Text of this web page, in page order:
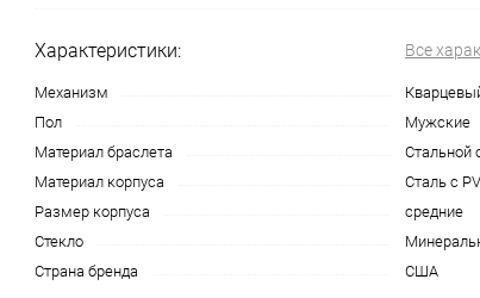
Характеристики: Все
Механизм
Пол
Мужские
Материал браслета
Стальной
Материал корпуса
Сталь с
Размер корпуса
средние
Стекло
Страна бренда
США